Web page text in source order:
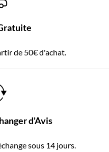
de 50€ d'achat.
d'Avis
sous 14 jours.